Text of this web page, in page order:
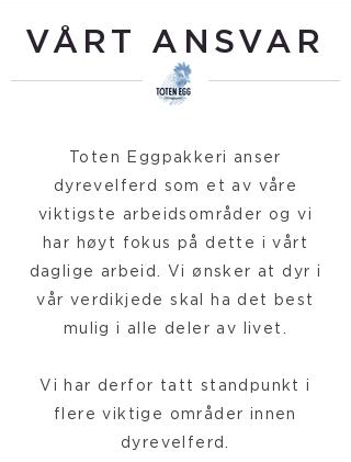
VÅRT ANSVAR
Toten Eggpakkeri anser
dyrevelferd som et av våre
viktigste arbeidsområder og vi
har høyt fokus på dette i vårt
daglige arbeid. Vi ønsker at dyr i
vår verdikjede skal ha det best
mulig i alle deler av livet.
Vi har derfor tatt standpunkt i
flere viktige områder innen
dyrevelferd.